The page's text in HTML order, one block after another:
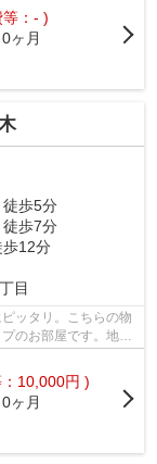
：- )
0ヶ月
徒歩5分
徒歩7分
歩12分
目
ッタリ。こちらの物
のお部屋です。地上
10,000円 )
0ヶ月